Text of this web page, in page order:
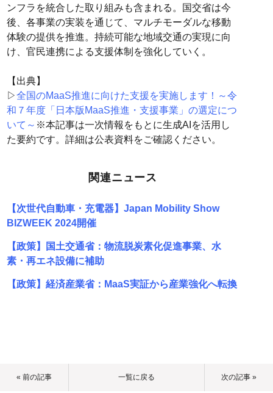
ンフラを統合した取り組みも含まれる。国交省は今
後、各事業の実装を通じて、マルチモーダルな移動
体験の提供を推進。持続可能な地域交通の実現に向
け、官民連携による支援体制を強化していく。
【出典】
▷全国のMaaS推進に向けた支援を実施します！～令
和７年度「日本版MaaS推進・支援事業」の選定につ
いて～ ※本記事は一次情報をもとに生成AIを活用し
た要約です。詳細は公表資料をご確認ください。
関連ニュース
【次世代自動車・充電器】Japan Mobility Show
BIZWEEK 2024開催
【政策】国土交通省：物流脱炭素化促進事業、水
素・再エネ設備に補助
【政策】経済産業省：MaaS実証から産業強化へ転換
« 前の記事 一覧に戻る 次の記事 »